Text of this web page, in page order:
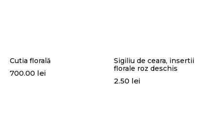
Cutia florală
700.00 lei
Sigiliu de ceara, insertii
florale roz deschis
2.50 lei